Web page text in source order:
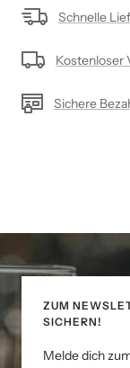
Schnelle
Kostenloser
Sichere
ZUM
SICHERN!
Melde dich